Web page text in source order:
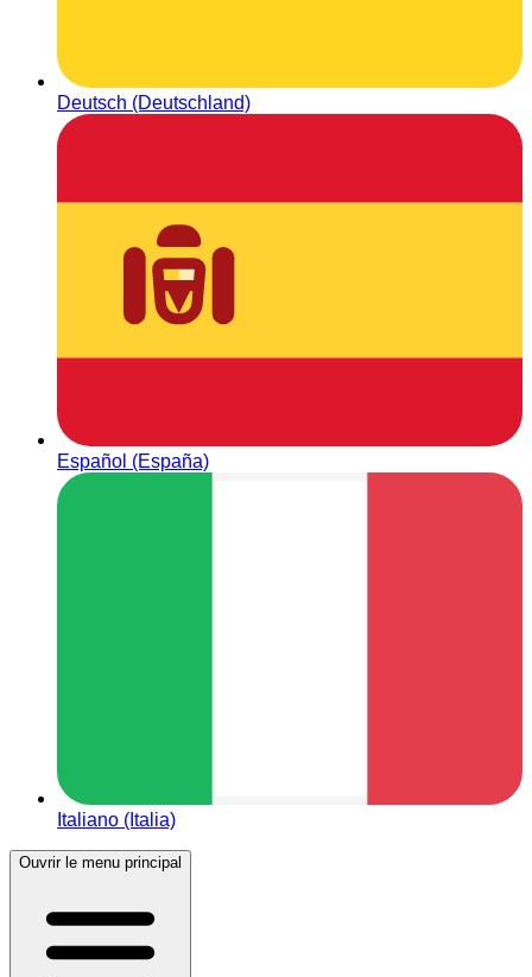
Deutsch (Deutschland)
Español (España)
Italiano (Italia)
Ouvrir le menu principal